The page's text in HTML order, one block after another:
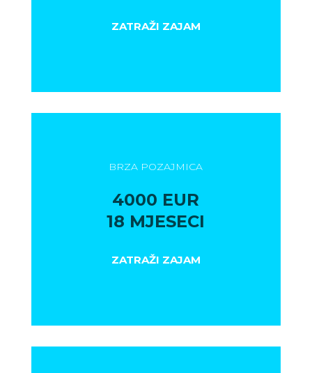
ZATRAŽI ZAJAM
BRZA POZAJMICA
4000 EUR
18 MJESECI
ZATRAŽI ZAJAM